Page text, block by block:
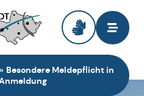
» Besondere Meldepflicht in